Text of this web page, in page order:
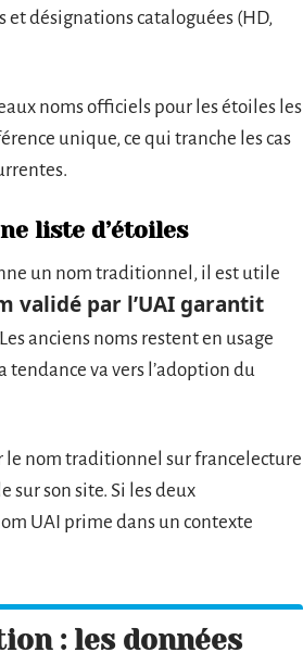
et désignations cataloguées (HD,
noms officiels pour les étoiles les
unique, ce qui tranche les cas
liste d’étoiles
un nom traditionnel, il est utile
validé par l’UAI garantit
anciens noms restent en usage
va vers l’adoption du
le nom traditionnel sur francelecture
sur son site. Si les deux
UAI prime dans un contexte
: les données